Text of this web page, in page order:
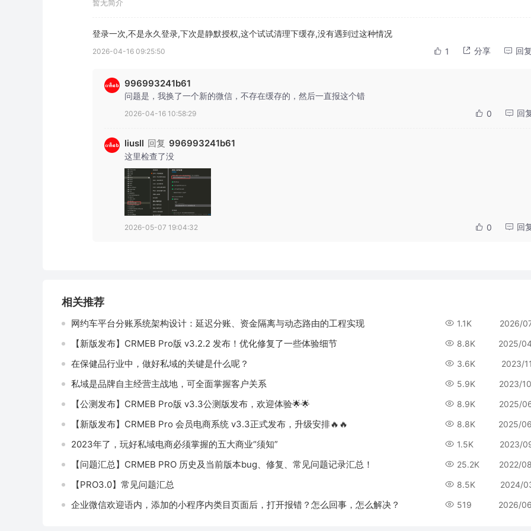
暂无简介
登录一次,不是永久登录,下次是静默授权,这个试试清理下缓存,没有遇到过这种情况
2026-04-16 09:25:50 1 分享 回复
996993241b61
问题是，我换了一个新的微信，不存在缓存的，然后一直报这个错
2026-04-16 10:58:29 0 回
liusll 回复 996993241b61
这里检查了没
2026-05-07 19:04:32 0 回
相关推荐
网约车平台分账系统架构设计：延迟分账、资金隔离与动态路由的工程实现 1.1K 2026/
【新版发布】CRMEB Pro版 v3.2.2 发布！优化修复了一些体验细节 8.8K 2025/
在保健品行业中，做好私域的关键是什么呢？ 3.6K 2023/
私域是品牌自主经营主战地，可全面掌握客户关系 5.9K 2023/
【公测发布】CRMEB Pro版 v3.3公测版发布，欢迎体验🌟🌟 8.9K 2025/
【新版发布】CRMEB Pro 会员电商系统 v3.3正式发布，升级安排🔥🔥 8.8K 2025/
2023年了，玩好私域电商必须掌握的五大商业“须知” 1.5K 2023/
【问题汇总】CRMEB PRO 历史及当前版本bug、修复、常见问题记录汇总！ 25.2K 2022/
【PRO3.0】常见问题汇总 8.5K 2024/
企业微信欢迎语内，添加的小程序内类目页面后，打开报错？怎么回事，怎么解决？ 519 2026/